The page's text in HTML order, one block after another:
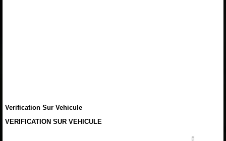
Verification Sur Vehicule
VERIFICATION SUR VEHICULE